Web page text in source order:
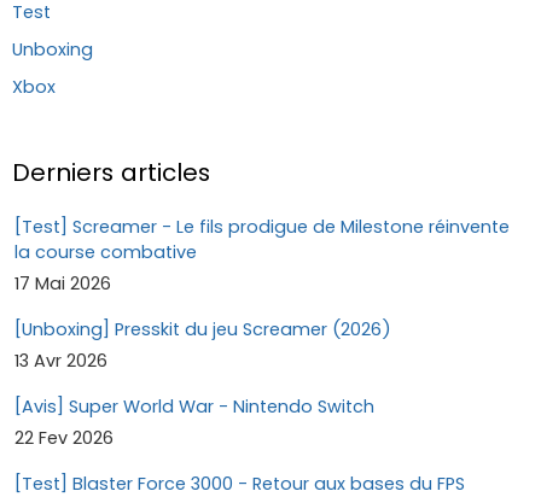
Test
Unboxing
Xbox
Derniers articles
[Test] Screamer - Le fils prodigue de Milestone réinvente
la course combative
17 Mai 2026
[Unboxing] Presskit du jeu Screamer (2026)
13 Avr 2026
[Avis] Super World War - Nintendo Switch
22 Fev 2026
[Test] Blaster Force 3000 - Retour aux bases du FPS